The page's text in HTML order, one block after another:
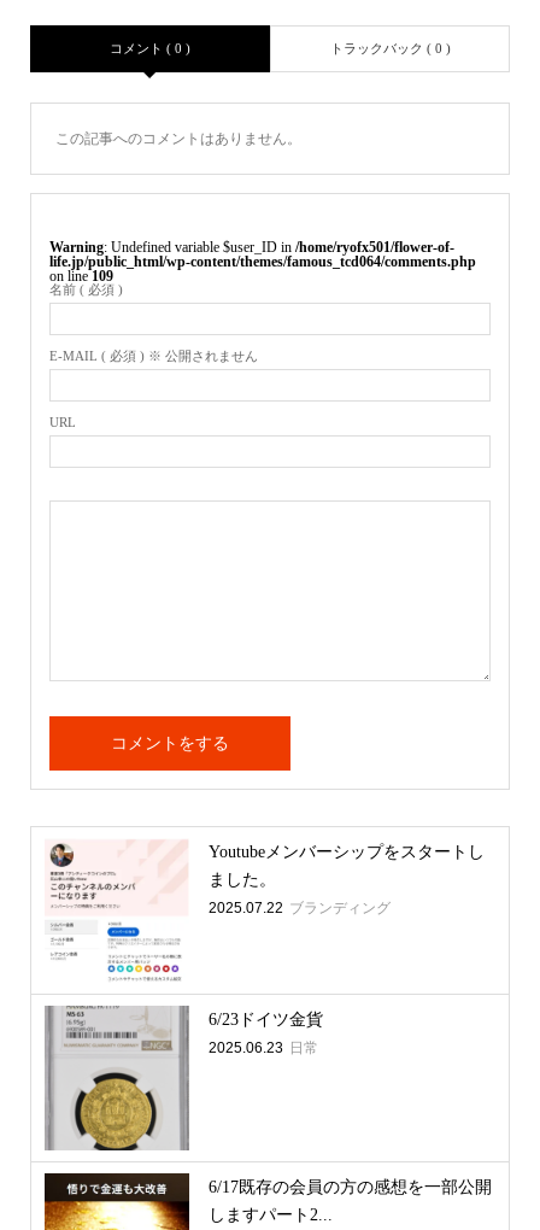
コメント ( 0 ) トラックバック ( 0 )
この記事へのコメントはありません。
Warning : Undefined variable $user_ID in /home/ryofx501/flower-of-
life.jp/public_html/wp-content/themes/famous_tcd064/comments.php
on line 109
名前 ( 必須 )
E-MAIL ( 必須 ) ※ 公開されません
URL
Youtubeメンバーシップをスタートし
ました。
2025.07.22 ブランディング
6/23ドイツ金貨
2025.06.23 日常
6/17既存の会員の方の感想を一部公開
しますパート2...